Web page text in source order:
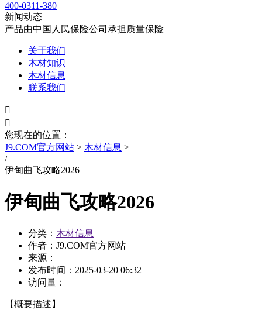
400-0311-380
新闻动态
产品由中国人民保险公司承担质量保险
关于我们
木材知识
木材信息
联系我们


您现在的位置：
J9.COM官方网站 > 木材信息 >
/
伊甸曲飞攻略2026
伊甸曲飞攻略2026
分类： 木材信息
作者：J9.COM官方网站
来源：
发布时间： 2025-03-20 06:32
访问量：
【概要描述】